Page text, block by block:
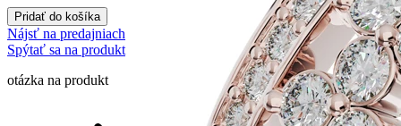
Pridať do košíka
Nájsť na predajniach
Spýtať sa na produkt
otázka na produkt